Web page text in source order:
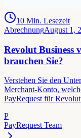
10 Min. Lesezeit
AbrechnungAugust 1,
Revolut Business
brauchen Sie?
Verstehen Sie den
Merchant-Konto,
PayRequest für
P
PayRequest Team